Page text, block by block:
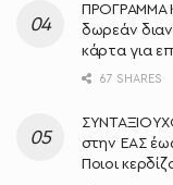
ΠΡΟΓΡΑΜΜΑ
δωρεάν
κάρτα για
67 SHARES
στην ΕΑΣ
Ποιοι